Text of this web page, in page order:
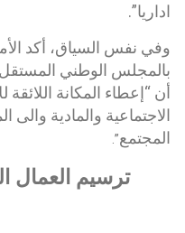
اداريا”.
وفي نفس السياق، أكد
بالمجلس الوطني المستقل
أن “إعطاء المكانة
الاجتماعية والمادية
المجتمع”.
ترسيم العمال